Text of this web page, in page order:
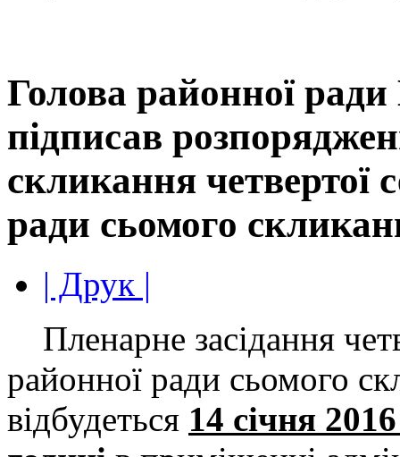
Голова районної
підписав
скликання четвертої
ради сьомого
| Друк |
Пленарне засідання
районної ради сьомого
відбудеться 14 січня